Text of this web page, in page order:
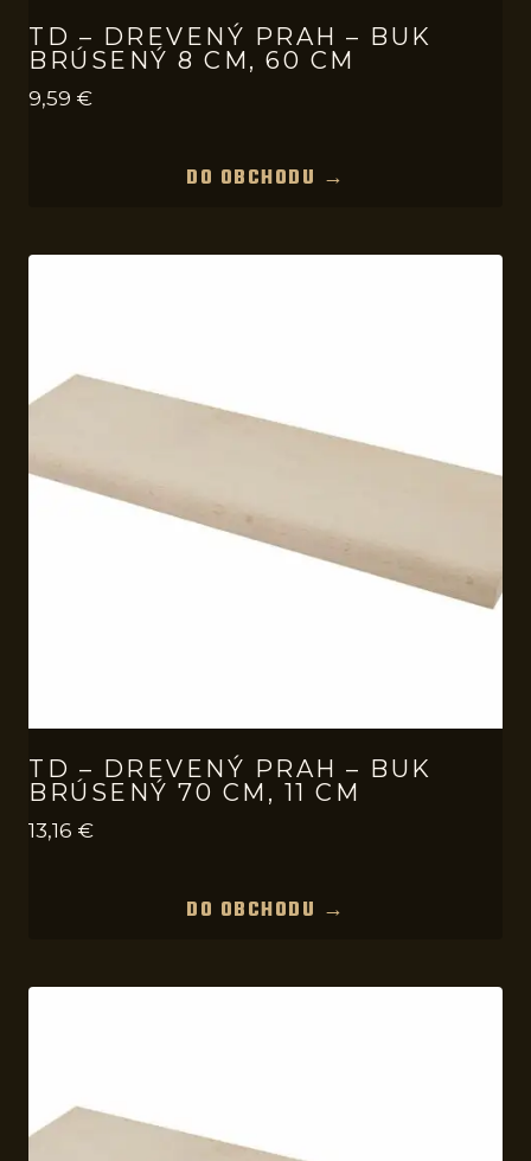
TD – DREVENÝ PRAH – BUK
BRÚSENÝ 8 CM, 60 CM
9,59 €
DO OBCHODU →
TD – DREVENÝ PRAH – BUK
BRÚSENÝ 70 CM, 11 CM
13,16 €
DO OBCHODU →